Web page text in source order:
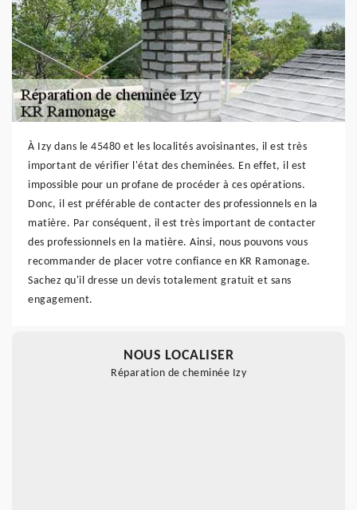
À Izy dans le 45480 et les localités avoisinantes, il est très
important de vérifier l'état des cheminées. En effet, il est
impossible pour un profane de procéder à ces opérations.
Donc, il est préférable de contacter des professionnels en la
matière. Par conséquent, il est très important de contacter
des professionnels en la matière. Ainsi, nous pouvons vous
recommander de placer votre confiance en KR Ramonage.
Sachez qu'il dresse un devis totalement gratuit et sans
engagement.
NOUS LOCALISER
Réparation de cheminée Izy